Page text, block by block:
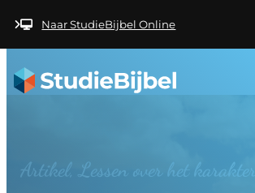
Naar StudieBijbel Online
Artikel, Lessen over het karakter